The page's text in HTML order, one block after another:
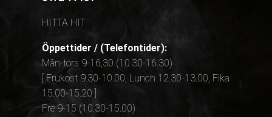
HITTA HIT
Öppettider / (Telefontider):
Mån-tors 9-16,30 (10.30-16.30)
[ Frukost 9.30-10.00, Lunch 12.30-13.00, Fika
15.00-15.20 ]
Fre 9-15 (10.30-15.00)